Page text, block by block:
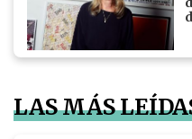
LAS MÁS